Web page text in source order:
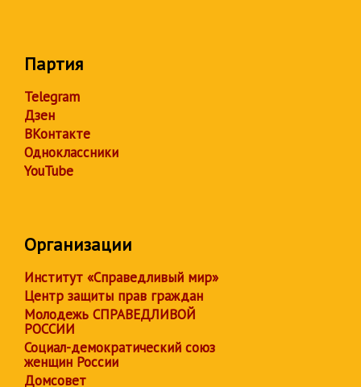
Партия
Telegram
Дзен
ВКонтакте
Одноклассники
YouTube
Организации
Институт «Справедливый мир»
Центр защиты прав граждан
Молодежь СПРАВЕДЛИВОЙ
РОССИИ
Социал-демократический союз
женщин России
Домсовет